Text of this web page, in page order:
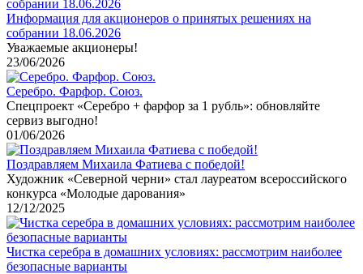
Информация для акционеров о принятых решениях на
собрании 18.06.2026
Уважаемые акционеры!
23/06/2026
Серебро. Фарфор. Союз.
Спецпроект «Серебро + фарфор за 1 рубль»: обновляйте
сервиз выгодно!
01/06/2026
Поздравляем Михаила Фатиева c победой!
Художник «Северной черни» стал лауреатом всероссийского
конкурса «Молодые дарования»
12/12/2025
Чистка серебра в домашних условиях: рассмотрим наиболее
безопасные варианты